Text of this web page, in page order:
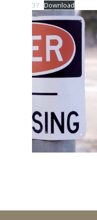
37 Download